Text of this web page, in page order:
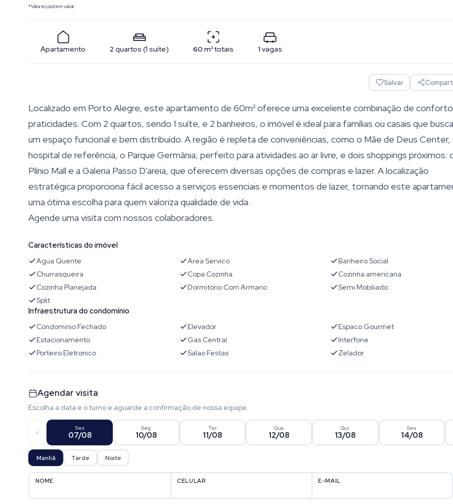
*Valores podem variar.
Apartamento 2 quartos (1 suíte) 60 m²totais 1 vagas
Salvar
Localizado em Porto Alegre, este apartamento de 60m² oferece uma excelente combinação de
praticidades. Com 2 quartos, sendo 1 suíte, e 2 banheiros, o imóvel é ideal para famílias ou casais que
um espaço funcional e bem distribuído. A região é repleta de conveniências, como o Mãe de Deus Center,
hospital de referência, o Parque Germânia, perfeito para atividades ao ar livre, e dois shoppings próximos:
Plínio Mall e a Galeria Passo D'areia, que oferecem diversas opções de compras e lazer. A localização
estratégica proporciona fácil acesso a serviços essenciais e momentos de lazer, tornando este
uma ótima escolha para quem valoriza qualidade de vida.
Agende uma visita com nossos colaboradores.
Características do imóvel
Agua Quente Area Servico
Banheiro Social
Churrasqueira
Copa Cozinha
Cozinha americana
Cozinha Planejada
Dormitorio Com Armario
Semi Mobiliado
Split
Infraestrutura do condomínio
Condominio Fechado Elevador
Espaco Gourmet
Estacionamento
Gas Central
Interfone
Porteiro Eletronico
Salao Festas Zelador
Agendar visita
Escolha a data e o turno e aguarde a confirmação de nossa equipe.
Sex
07/08
Seg
10/08
Ter
11/08
Qua
12/08
Qui
13/08
Sex
14/08
Manhã Tarde Noite
NOME CELULAR E-MAIL